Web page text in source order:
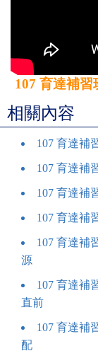
107 育達補
相關內容
107 育達補
107 育達補
107 育達補
107 育達補
107 育達補
源
107 育達補
直前
107 育達補
配